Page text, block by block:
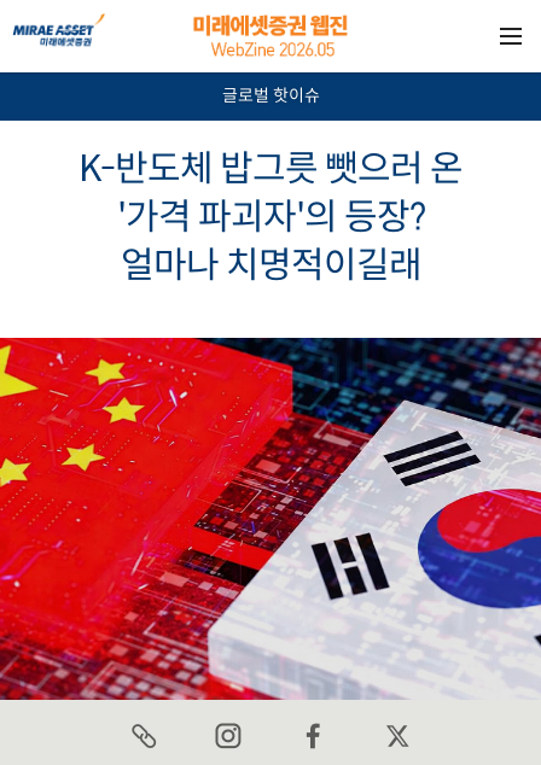
글로벌 핫이슈
K-반도체 밥그릇 뺏으러 온
'가격 파괴자'의 등장?
얼마나 치명적이길래